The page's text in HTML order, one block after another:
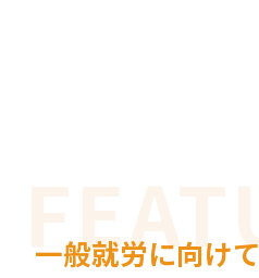
一般就労に向けて